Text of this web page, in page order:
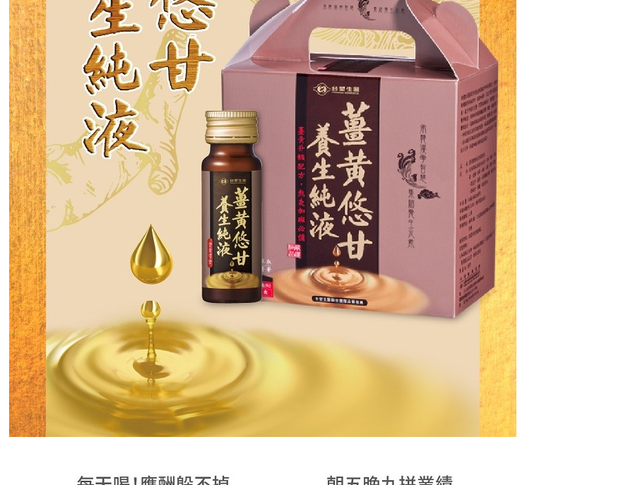
https://aftee.tw/terms/#terms3
３．未成年的使用者請事先徵得法定代理人或監護人之同意方可使用
「AFTEE先享後付」，若未經同意申辦者引起之損失，本公司不負相關責
４．使用「AFTEE先享後付」時，將依據個別帳號之用戶狀況，依本公司
即時審查核予不同之上限額度；若仍有額度不足之情形，本公司將視審查
結果請求用戶進行身份認證。
５．嚴禁一人註冊多個帳號或使用他人資訊註冊。若發現惡意使用之情
形，恩沛科技股份有限公司將有權停止該用戶之使用額度並採取法律行